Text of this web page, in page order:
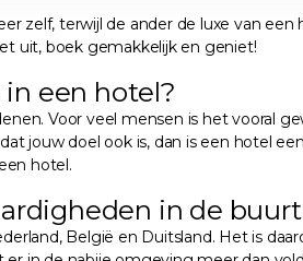
zelf, terwijl de ander de luxe van
uit, boek gemakkelijk en geniet!
een hotel?
Voor veel mensen is het vooral
jouw doel ook is, dan is een hotel
hotel.
in de buurt
België en Duitsland. Het is